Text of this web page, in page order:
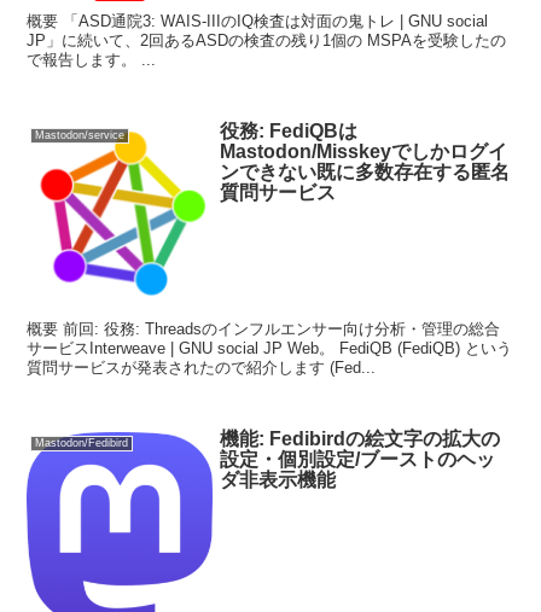
概要 「ASD通院3: WAIS-IIIのIQ検査は対面の鬼トレ | GNU social
JP」に続いて、2回あるASDの検査の残り1個の MSPAを受験したの
で報告します。 ...
Mastodon/service
役務: FediQBは
Mastodon/Misskeyでしかログイ
ンできない既に多数存在する匿名
質問サービス
概要 前回: 役務: Threadsのインフルエンサー向け分析・管理の総合
サービスInterweave | GNU social JP Web。 FediQB (FediQB) という
質問サービスが発表されたので紹介します (Fed...
Mastodon/Fedibird
機能: Fedibirdの絵文字の拡大の
設定・個別設定/ブーストのヘッ
ダ非表示機能